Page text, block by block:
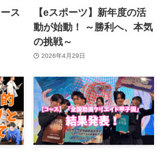
ス
【eスポーツ】新年度の活
動が始動！ ～勝利へ、本気
の挑戦～
2026年4月29日